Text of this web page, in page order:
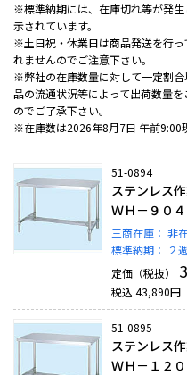
※標準納期には、在庫切れ等が発
示されています。
※土日祝・休業日は商品発送を行
れませんのでご注意下さい。
※弊社の在庫数量に対して一定割
品の流通状況等によって出荷数量
のでご了承下さい。
※在庫数は2026年8月7日 午前9:00
51-0894
ステンレス
ＷＨ－９０４
三商在庫： 非
標準納期：
２
定価（税抜）
税込 43,890円
51-0895
ステンレス
ＷＨ－１２